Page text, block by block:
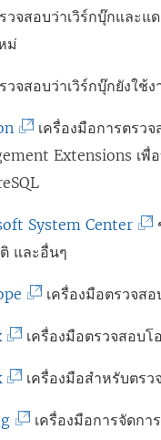
วจสอบว่าเวิร์กบุ๊กและแ
ม่
วจสอบว่าเวิร์กบุ๊กยังใช้
(
ลิ
ง
เ
ด
ใ
ห
เครื่องมือการตรว
Extensions เ
System Center(
จ
เ
ปิ
และอื่นๆ
(
ก์
ะ
เครื่องมือตรวจส
(
ก์
เครื่องมือตรวจสอบโ
(
ง
เครื่องมือสำหรับตร
(
เครื่องมือการจัดก